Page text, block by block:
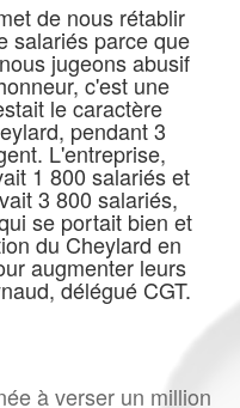
de nous rétablir
salariés parce que
jugeons abusif
c'est une
le caractère
pendant 3
L'entreprise,
1 800 salariés et
3 800 salariés,
se portait bien et
du Cheylard en
augmenter leurs
délégué CGT.
à verser un million